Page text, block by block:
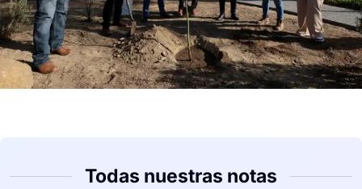
Todas nuestras notas